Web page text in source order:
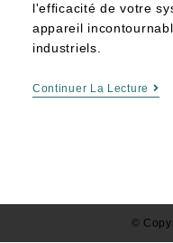
l'efficacité de votre
appareil
industriels.
Continuer La Lecture
©